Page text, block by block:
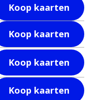
Koop kaarten
Koop kaarten
Koop kaarten
Koop kaarten